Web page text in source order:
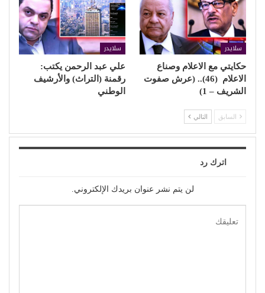
سلايدر
حكايتي مع الاعلام وصناع
الاعلام (46).. (عرش صفوت
الشريف – 1)
سلايدر
علي عبد الرحمن يكتب:
رقمنة (التراث) والأرشيف
الوطني
السابق التالي
اترك رد
لن يتم نشر عنوان بريدك الإلكتروني.